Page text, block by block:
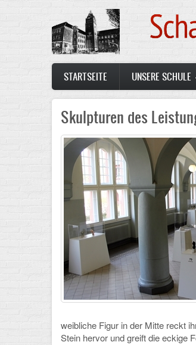
Main
navigation
STARTSEITE UNSERE SCHULE
Skulpturen des
weibliche Figur in der Mitte reckt
Stein hervor und greift die eckige